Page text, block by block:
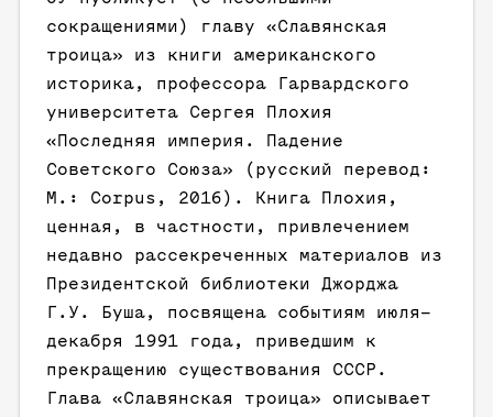
сокращениями) главу «Славянская
троица» из книги американского
историка, профессора Гарвардского
университета Сергея Плохия
«Последняя империя. Падение
Советского Союза» (русский перевод:
М.: Corpus, 2016). Книга Плохия,
ценная, в частности, привлечением
недавно рассекреченных материалов из
Президентской библиотеки Джорджа
Г.У. Буша, посвящена событиям июля–
декабря 1991 года, приведшим к
прекращению существования СССР.
Глава «Славянская троица» описывает